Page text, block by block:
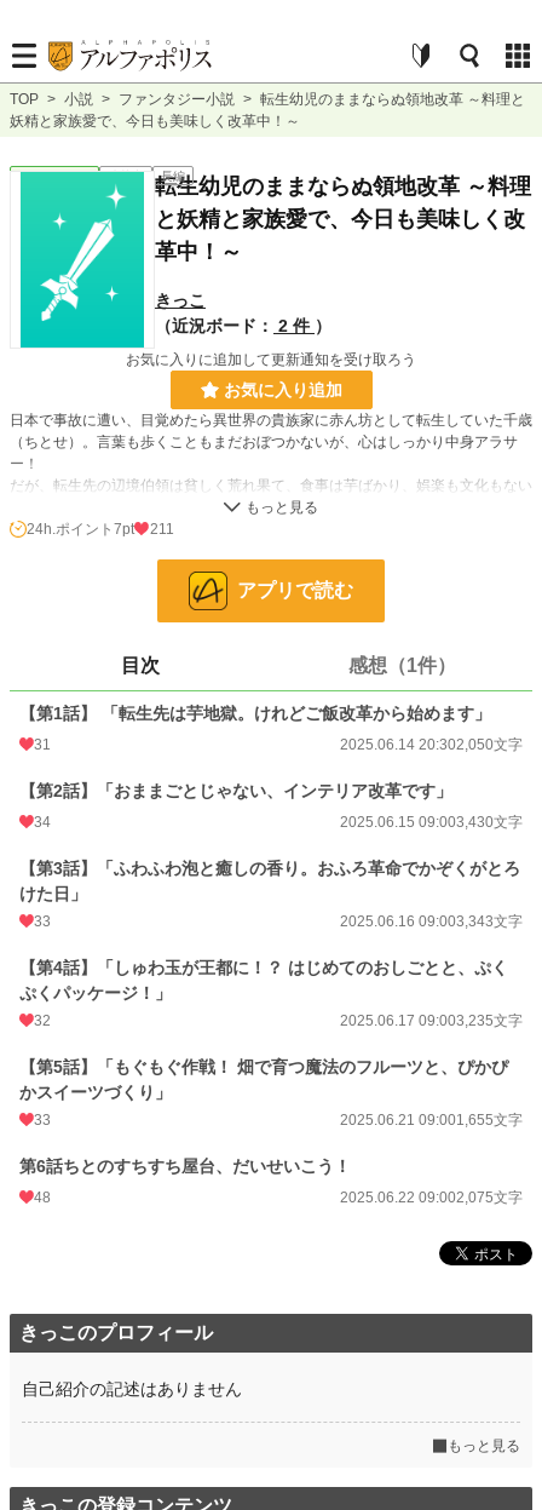
TOP > 小説 > ファンタジー小説 > 転生幼児のままならぬ領地改革 ～料理と
妖精と家族愛で、今日も美味しく改革中！～
ファンタジー 連載中 長編
転生幼児のままならぬ領地改革 ～料理
と妖精と家族愛で、今日も美味しく改
革中！～
きっこ
（近況ボード： 2 件 ）
お気に入りに追加して更新通知を受け取ろう
お気に入り追加
日本で事故に遭い、目覚めたら異世界の貴族家に赤ん坊として転生していた千歳
（ちとせ）。言葉も歩くこともまだおぼつかないが、心はしっかり中身アラサ
ー！
だが、転生先の辺境伯領は貧しく荒れ果て、食事は芋ばかり、娯楽も文化もない
そんな中、千歳は持ち前の記憶とセンス、そして謎のスキル「妖精契約（フェア
手先が器用な木工妖精、作物を育てる植物妖精、美的センスの鋭い装飾妖精……
次々と増えていく可愛い仲間たちと、優しくも前向きな家族と共に、
感想をいただいたら飛んで喜びます
（作者はおぼろ豆腐メンタルなので厳しいご意見はご勘弁ください）
小説 36,960 位 / 228,661 件
お気に入り
24h.ポイント
文字数 15,788
更新日時
初回公開日時
週間ポイント 28 pt (56,925 位)
4,528 pt (48,130 位)
24h.ポイント 7pt 211
アプリで読む
目次 感想（1件）
【第1話】 「転生先は芋地獄。けれどご飯改革から始めます」
31 2025.06.14 20:302,050文字
【第2話】「おままごとじゃない、インテリア改革です」
34 2025.06.15 09:003,430文字
【第3話】「ふわふわ泡と癒しの香り。おふろ革命でかぞくがとろ
けた日」
33 2025.06.16 09:003,343文字
【第4話】「しゅわ玉が王都に！？ はじめてのおしごとと、ぷく
ぷくパッケージ！」
32 2025.06.17 09:003,235文字
【第5話】「もぐもぐ作戦！ 畑で育つ魔法のフルーツと、ぴかぴ
かスイーツづくり」
33 2025.06.21 09:001,655文字
第6話ちとのすちすち屋台、だいせいこう！
48 2025.06.22 09:002,075文字
きっこのプロフィール
自己紹介の記述はありません
もっと見る
きっこの登録コンテンツ